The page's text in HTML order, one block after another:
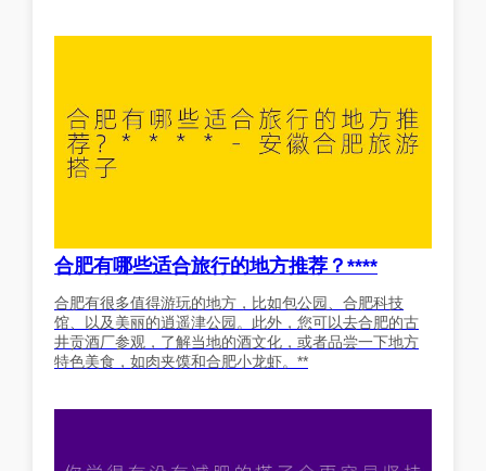
合肥有哪些适合旅行的地方推荐？****
合肥有很多值得游玩的地方，比如包公园、合肥科技
馆、以及美丽的逍遥津公园。此外，您可以去合肥的古
井贡酒厂参观，了解当地的酒文化，或者品尝一下地方
特色美食，如肉夹馍和合肥小龙虾。**